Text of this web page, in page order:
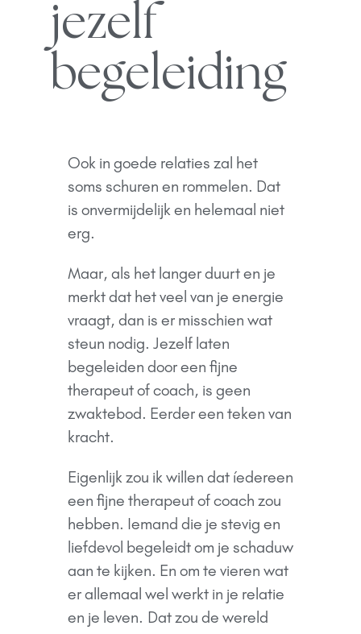
jezelf
begeleiding
Ook in goede relaties zal het
soms schuren en rommelen. Dat
is onvermijdelijk en helemaal niet
erg.
Maar, als het langer duurt en je
merkt dat het veel van je energie
vraagt, dan is er misschien wat
steun nodig. Jezelf laten
begeleiden door een fijne
therapeut of coach, is geen
zwaktebod. Eerder een teken van
kracht.
Eigenlijk zou ik willen dat íedereen
een fijne therapeut of coach zou
hebben. Iemand die je stevig en
liefdevol begeleidt om je schaduw
aan te kijken. En om te vieren wat
er allemaal wel werkt in je relatie
en je leven. Dat zou de wereld